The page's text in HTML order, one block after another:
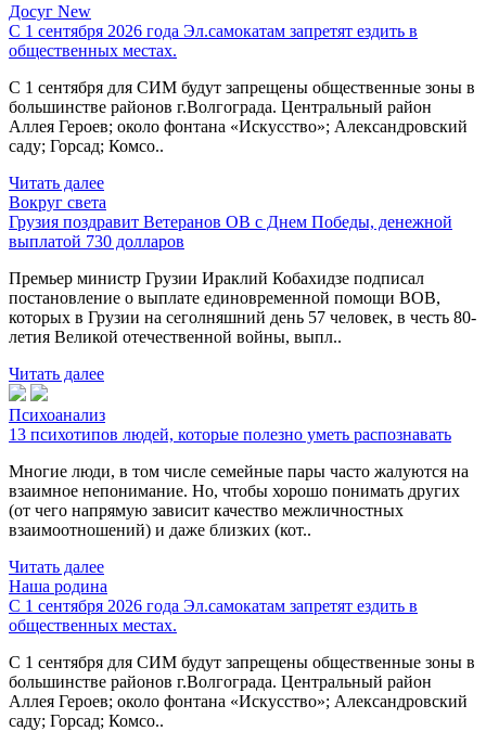
Досуг New
С 1 сентября 2026 года Эл.самокатам запретят ездить в
общественных местах.
С 1 сентября для СИМ будут запрещены общественные зоны в
большинстве районов г.Волгограда. Центральный район
Аллея Героев; около фонтана «Искусство»; Александровский
саду; Горсад; Комсо..
Читать далее
Вокруг света
Грузия поздравит Ветеранов ОВ с Днем Победы, денежной
выплатой 730 долларов
Премьер министр Грузии Ираклий Кобахидзе подписал
постановление о выплате единовременной помощи ВОВ,
которых в Грузии на сеголняшний день 57 человек, в честь 80-
летия Великой отечественной войны, выпл..
Читать далее
Психоанализ
13 психотипов людей, которые полезно уметь распознавать
Многие люди, в том числе семейные пары часто жалуются на
взаимное непонимание. Но, чтобы хорошо понимать других
(от чего напрямую зависит качество межличностных
взаимоотношений) и даже близких (кот..
Читать далее
Наша родина
С 1 сентября 2026 года Эл.самокатам запретят ездить в
общественных местах.
С 1 сентября для СИМ будут запрещены общественные зоны в
большинстве районов г.Волгограда. Центральный район
Аллея Героев; около фонтана «Искусство»; Александровский
саду; Горсад; Комсо..